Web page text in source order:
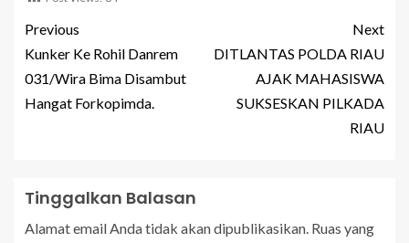
Previous
Kunker Ke Rohil Danrem
031/Wira Bima Disambut
Hangat Forkopimda.
Next
DITLANTAS POLDA RIAU
AJAK MAHASISWA
SUKSESKAN PILKADA
RIAU
Tinggalkan Balasan
Alamat email Anda tidak akan dipublikasikan. Ruas yang